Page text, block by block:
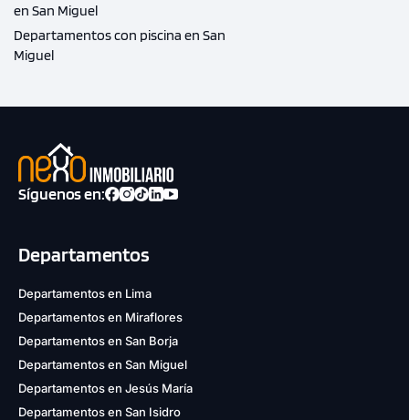
en San Miguel
Departamentos con piscina en San
Miguel
Síguenos en:
Departamentos
Departamentos en Lima
Departamentos en Miraflores
Departamentos en San Borja
Departamentos en San Miguel
Departamentos en Jesús María
Departamentos en San Isidro